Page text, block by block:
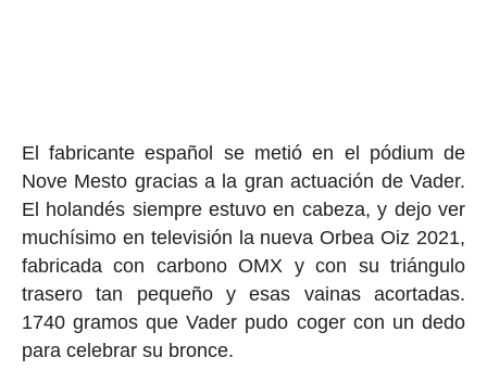
El fabricante español se metió en el pódium de
Nove Mesto gracias a la gran actuación de Vader.
El holandés siempre estuvo en cabeza, y dejo ver
muchísimo en televisión la nueva Orbea Oiz 2021,
fabricada con carbono OMX y con su triángulo
trasero tan pequeño y esas vainas acortadas.
1740 gramos que Vader pudo coger con un dedo
para celebrar su bronce.